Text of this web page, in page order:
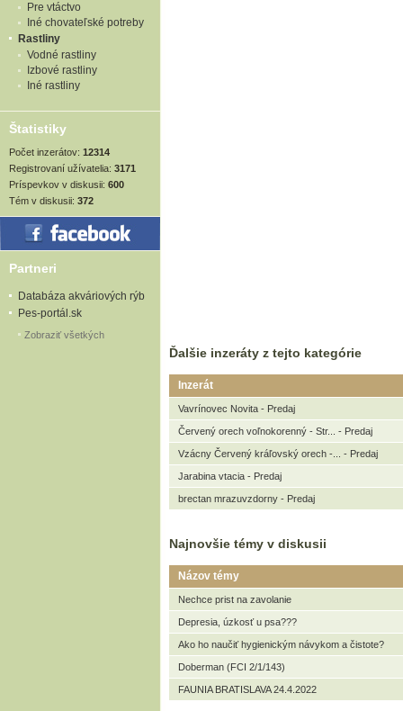
Pre vtáctvo
Iné chovateľské potreby
Rastliny
Vodné rastliny
Izbové rastliny
Iné rastliny
Štatistiky
Počet inzerátov: 12314
Registrovaní užívatelia: 3171
Príspevkov v diskusii: 600
Tém v diskusii: 372
Partneri
Databáza akváriových rýb
Pes-portál.sk
Zobraziť všetkých
Ďalšie inzeráty z tejto kategórie
Inzerát
Vavrínovec Novita - Predaj
Červený orech voľnokorenný - Str... - Predaj
Vzácny Červený kráľovský orech -... - Predaj
Jarabina vtacia - Predaj
brectan mrazuvzdorny - Predaj
Najnovšie témy v diskusii
Názov témy
Nechce prist na zavolanie
Depresia, úzkosť u psa???
Ako ho naučiť hygienickým návykom a čistote?
Doberman (FCI 2/1/143)
FAUNIA BRATISLAVA 24.4.2022